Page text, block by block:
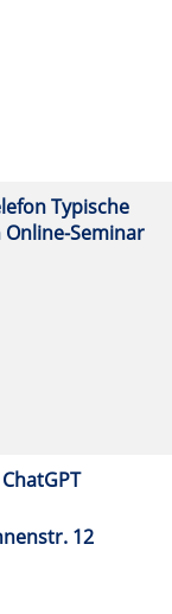
Typische
Seminar
12